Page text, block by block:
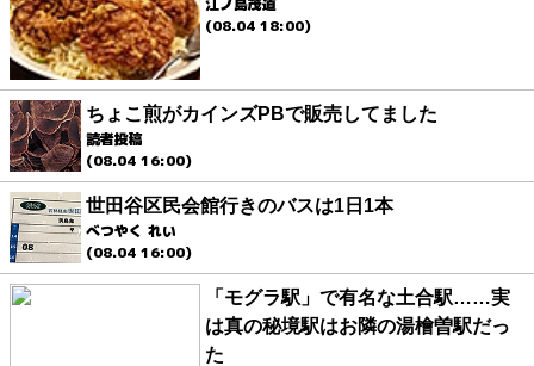
(08.04 18:00)
ちょこ煎がカインズPBで販売してました
読者投稿
(08.04 16:00)
世田谷区民会館行きのバスは1日1本
べつやく れい
(08.04 16:00)
「モグラ駅」で有名な土合駅……実
は真の秘境駅はお隣の湯檜曽駅だっ
た